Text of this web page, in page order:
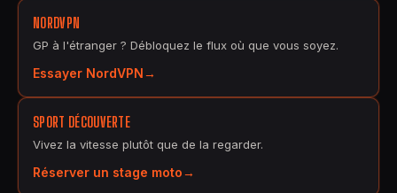
NORDVPN
GP à l'étranger ? Débloquez le flux où que vous soyez.
Essayer NordVPN
SPORT DÉCOUVERTE
Vivez la vitesse plutôt que de la regarder.
Réserver un stage moto